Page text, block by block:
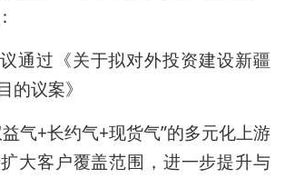
议通过《关于拟对外投资建设新疆
的议案》
气+长约气+现货气”的多元化上游
大客户覆盖范围，进一步提升与